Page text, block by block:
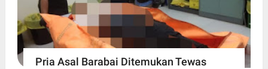
Pria Asal Barabai Ditemukan Tewas